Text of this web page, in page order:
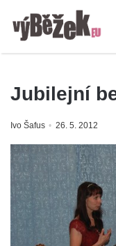
Jubilejní
Ivo Šafus 26. 5. 2012